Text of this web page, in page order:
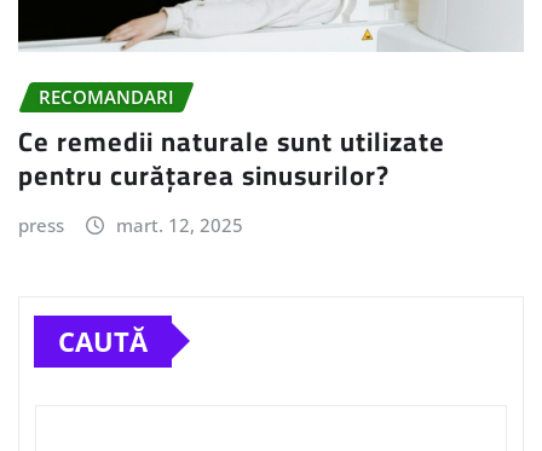
RECOMANDARI
Ce remedii naturale sunt utilizate
pentru curățarea sinusurilor?
press mart. 12, 2025
CAUTĂ